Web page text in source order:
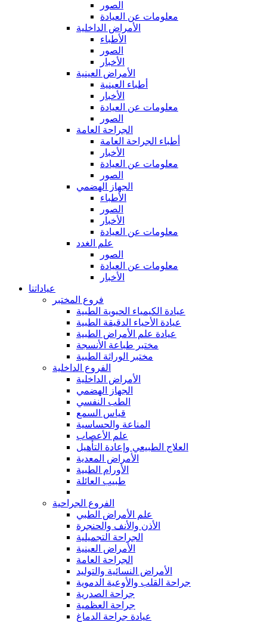
الصور
معلومات عن العيادة
الأمراض الداخلية
الأطباء
الصور
الأخبار
الأمراض العينية
أطباء العينية
الأخبار
معلومات عن العيادة
الصور
الجراحة العامة
أطباء الجراحة العامة
الأخبار
معلومات عن العيادة
الصور
الجهاز الهضمي
الأطباء
الصور
الأخبار
معلومات عن العيادة
علم الغدد
الصور
معلومات عن العيادة
الأخبار
عياداتنا
فروع المختبر
عيادة الكيمياء الحيوية الطبية
عيادة الأحياء الدقيقة الطبية
عيادة علم الأمراض الطبية
مختبر طباعة الأنسجة
مختبر الوراثة الطبية
الفروع الداخلية
الأمراض الداخلية
الجهاز الهضمي
الطب النفسي
قياس السمع
المناعة والحساسية
علم الأعصاب
العلاج الطبيعي وإعادة التأهيل
الأمراض المعدية
الأورام الطبية
طبيب العائلة
الفروع الجراحية
علم الأمراض الطبي
الأذن والأنف والحنجرة
الجراحة التجميلية
الأمراض العينية
الجراحة العامة
الأمراض النسائية والتوليد
جراحة القلب والأوعية الدموية
جراحة الصدرية
جراحة العظمية
عيادة جراحة الدماغ